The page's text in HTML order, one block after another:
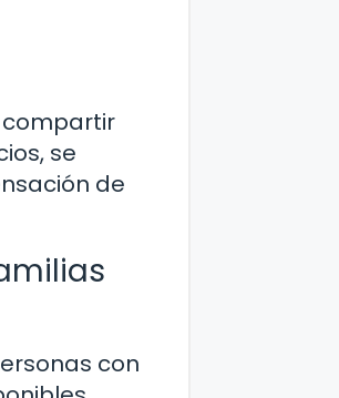
se
de
con